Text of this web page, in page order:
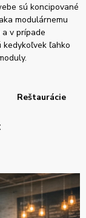
sú koncipované
modulárnemu
v prípade
kedykoľvek ľahko
Reštaurácie